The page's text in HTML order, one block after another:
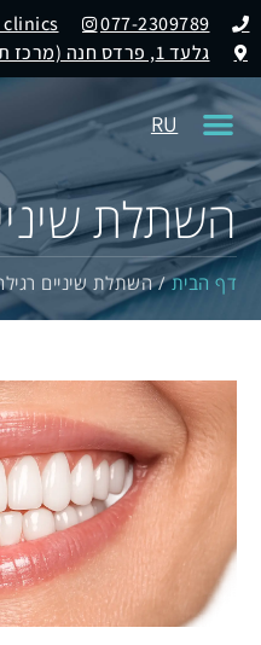
077-2309789
גלעד 1, פרדס חנה (מרכז תבורי קומה1)
RU
השתלת
דף הבית/השתלת שיניים